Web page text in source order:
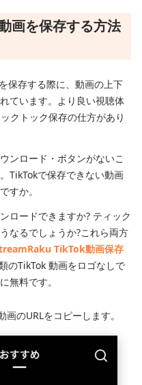
画を保存する方法
保存する際に、動画の上下
ています。より良い視聴体
クトック保存の仕方があり
ンロード・ボタンがないこ
TikTokで保存できない動画
すか。
ロードできますか? ティック
なるでしょうか?これら両方
TikTok動画保存
のTikTok 動画をロゴなしで
無料です。
画のURLをコピーします。